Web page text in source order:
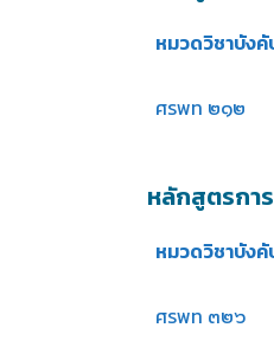
หมวดวิชาบังคั
ศรพท ๒๑๒
หลักสูตรกา
หมวดวิชาบังคั
ศรพท ๓๒๖